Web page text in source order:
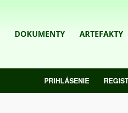
DOKUMENTY ARTEFAKTY
PRIHLÁSENIE